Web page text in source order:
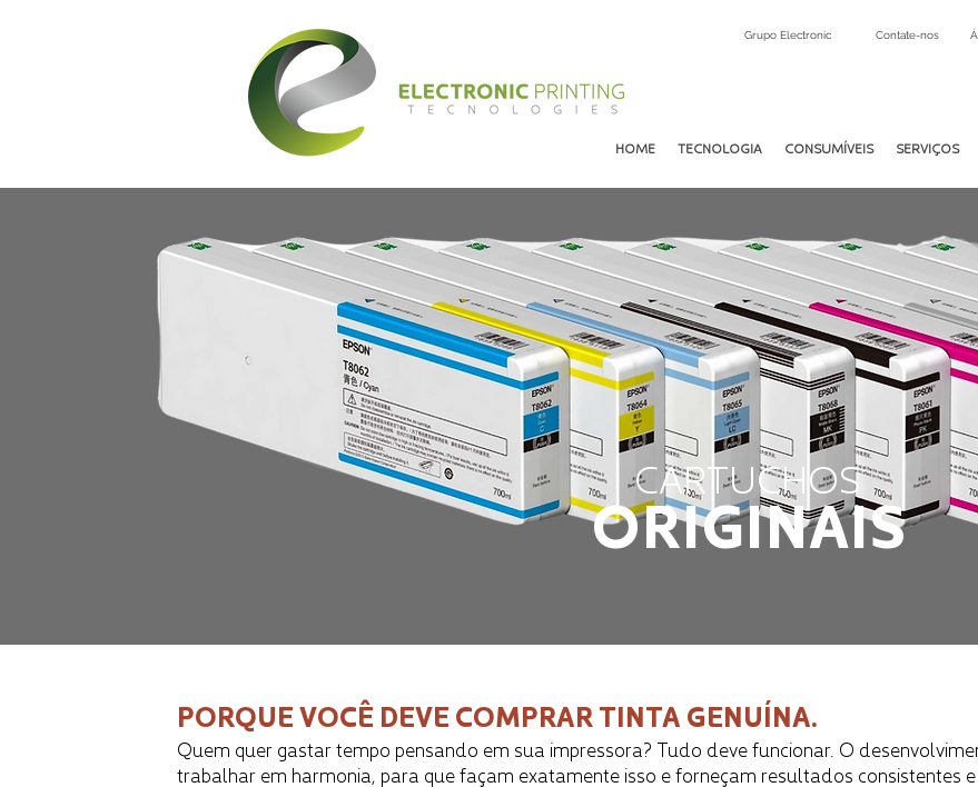
Grupo Electronic Contate-nos
HOME TECNOLOGIA CONSUMÍVEIS SERVIÇOS
CARTUCHOS
ORIGINAIS
PORQUE VOCÊ DEVE COMPRAR TINTA GENUÍNA.
Quem quer gastar tempo pensando em sua impressora? Tudo deve funcionar. O
trabalhar em harmonia, para que façam exatamente isso e forneçam resultados consistentes